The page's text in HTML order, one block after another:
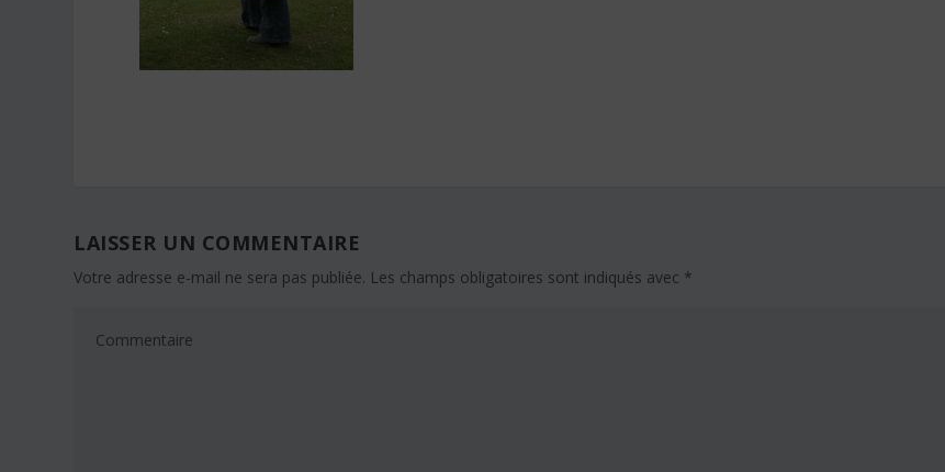
LAISSER UN COMMENTAIRE
Votre adresse e-mail ne sera pas publiée. Les champs obligatoires sont indiqués avec *